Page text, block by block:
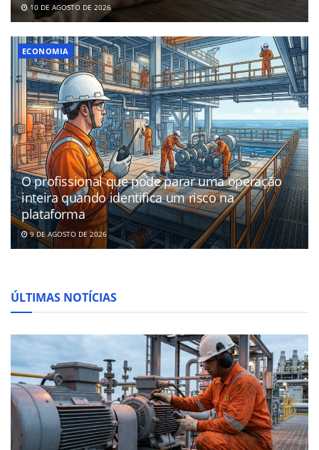
10 DE AGOSTO DE 2026
ECONOMIA
O profissional que pode parar uma operação
inteira quando identifica um risco na
plataforma
9 DE AGOSTO DE 2026
ÚLTIMAS NOTÍCIAS